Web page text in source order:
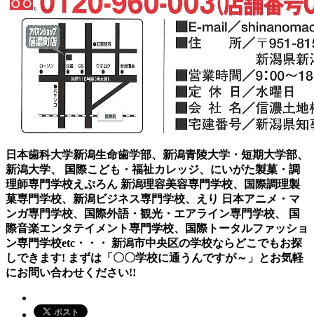
日本歯科大学新潟生命歯学部、新潟青陵大学・短期大学部、
新潟大学、 国際こども・福祉カレッジ、にいがた製菓・調
理師専門学校えぷろん 新潟理容美容専門学校、国際調理製
菓専門学校、新潟ビジネス専門学校、えり 日本アニメ・マ
ンガ専門学校、国際外語・観光・エアライン専門学校、 国
際音楽エンタテイメント専門学校、国際トータルファッショ
ン専門学校etc・・・ 新潟市中央区の学校ならどこでもお探
しできます! まずは「〇〇学校に通うんですが～」とお気軽
にお問い合わせください!!